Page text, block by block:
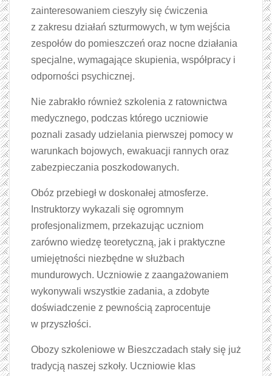
zainteresowaniem cieszyły się ćwiczenia
z zakresu działań szturmowych, w tym wejścia
zespołów do pomieszczeń oraz nocne działania
specjalne, wymagające skupienia, współpracy i
odporności psychicznej.
Nie zabrakło również szkolenia z ratownictwa
medycznego, podczas którego uczniowie
poznali zasady udzielania pierwszej pomocy w
warunkach bojowych, ewakuacji rannych oraz
zabezpieczania poszkodowanych.
Obóz przebiegł w doskonałej atmosferze.
Instruktorzy wykazali się ogromnym
profesjonalizmem, przekazując uczniom
zarówno wiedzę teoretyczną, jak i praktyczne
umiejętności niezbędne w służbach
mundurowych. Uczniowie z zaangażowaniem
wykonywali wszystkie zadania, a zdobyte
doświadczenie z pewnością zaprocentuje
w przyszłości.
Obozy szkoleniowe w Bieszczadach stały się już
tradycją naszej szkoły. Uczniowie klas